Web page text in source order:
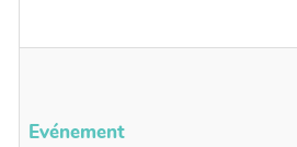
Evénement